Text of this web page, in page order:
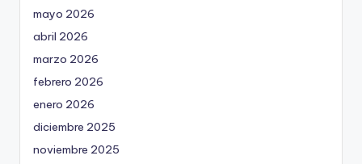
mayo 2026
abril 2026
marzo 2026
febrero 2026
enero 2026
diciembre 2025
noviembre 2025